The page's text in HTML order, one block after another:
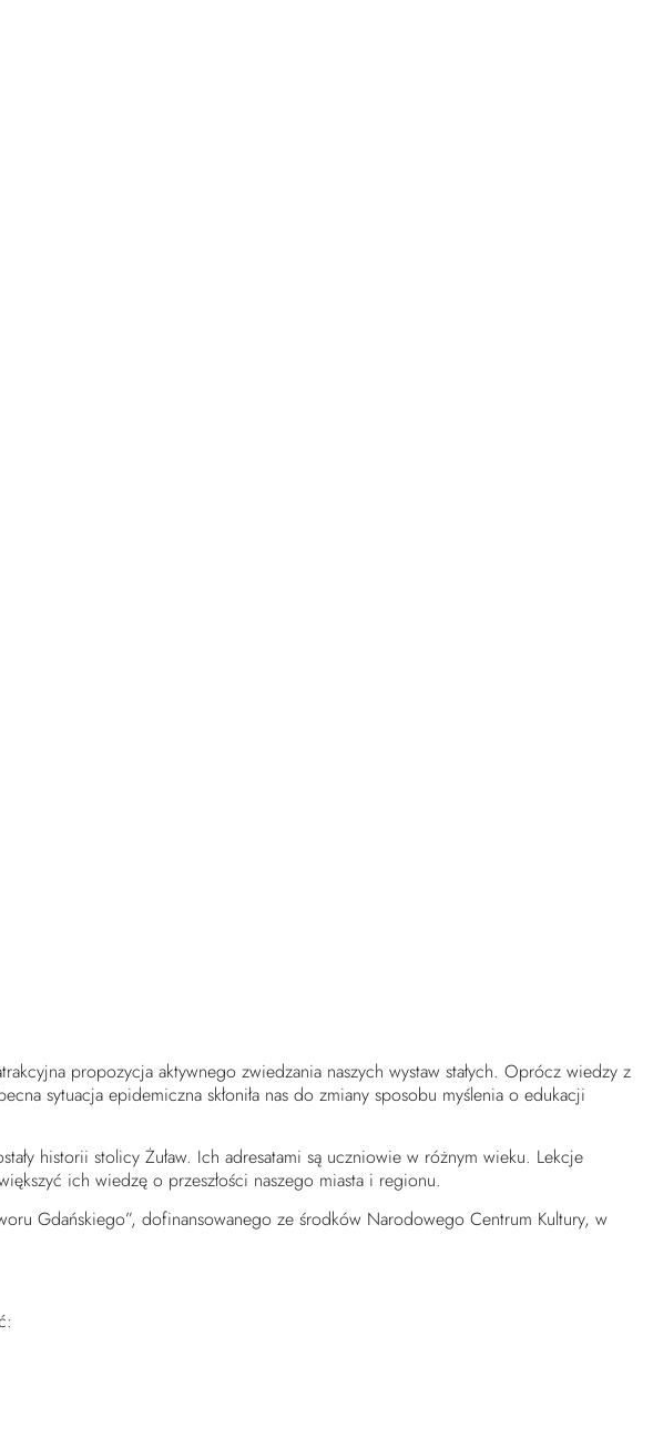
propozycja aktywnego zwiedzania naszych wystaw stałych. Oprócz wiedzy z
sytuacja epidemiczna skłoniła nas do zmiany sposobu myślenia o edukacji
historii stolicy Żuław. Ich adresatami są uczniowie w różnym wieku. Lekcje
ich wiedzę o przeszłości naszego miasta i regionu.
Gdańskiego”, dofinansowanego ze środków Narodowego Centrum Kultury, w